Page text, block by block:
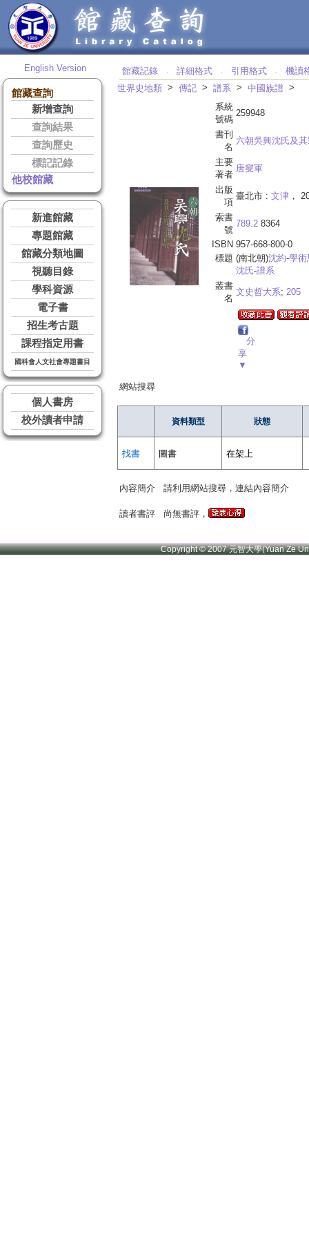
English Version
館藏查詢
新增查詢
查詢結果
查詢歷史
標記記錄
他校館藏
新進館藏
專題館藏
館藏分類地圖
視聽目錄
學科資源
電子書
招生考古題
課程指定用書
國科會人文社會專題書目
個人書房
校外讀者申請
館藏記錄 ‧ 詳細格式 ‧ 引用格式 ‧
機讀
世界史地類 > 傳記 > 譜系 > 中國族譜 >
系統
號碼
259948
書刊
名
六朝吳興沈氏及
主要
著者
唐燮軍
出版
項
臺北市 : 文津 ，
索書
號
789.2 8364
ISBN 957-668-800-0
標題 (南北朝)沈約-學術
沈氏-譜系
叢書
名
文史哲大系; 205
分
享
▼
網站搜尋
資料類型 狀態
找書 圖書 在架上
內容簡介 請利用網站搜尋，連結內容簡介
讀者書評 尚無書評，
Copyright © 2007 元智大學(Yuan Ze